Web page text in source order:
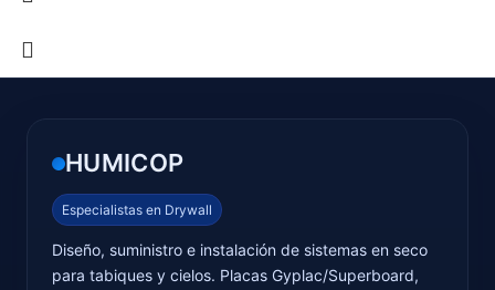
HUMICOP
Especialistas en Drywall
Diseño, suministro e instalación de sistemas en seco
para tabiques y cielos. Placas Gyplac/Superboard,